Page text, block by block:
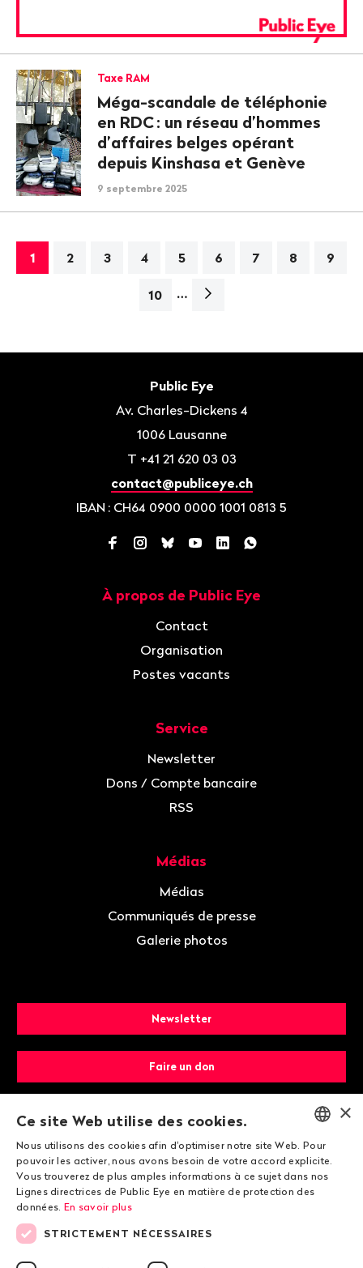
Taxe RAM
Méga-scandale de téléphonie
en RDC: un réseau d’hommes
d’affaires belges opérant
depuis Kinshasa et Genève
9 septembre 2025
1 2 3 4 5 6 7 8 9
10 …
Page
Public Eye
Av. Charles-Dickens 4
1006 Lausanne
T +41 21 620 03 03
contact@publiceye.ch
IBAN : CH64 0900 0000 1001 0813 5
Facebook
Instagram
BlueskyYouTube
LinkedInWhatsApp
À propos de Public Eye
Contact
Organisation
Postes vacants
Service
Newsletter
Dons / Compte bancaire
RSS
Médias
Médias
Communiqués de presse
Galerie photos
Newsletter
Faire un don
Devenir membre
ENGLISH
DEUTSCH
×
Ce site Web utilise des cookies.
Nous utilisons des cookies afin d'optimiser notre site Web. Pour
pouvoir les activer, nous avons besoin de votre accord explicite.
Vous trouverez de plus amples informations à ce sujet dans nos
Lignes directrices de Public Eye en matière de protection des
données. En savoir plus
STRICTEMENT NÉCESSAIRES